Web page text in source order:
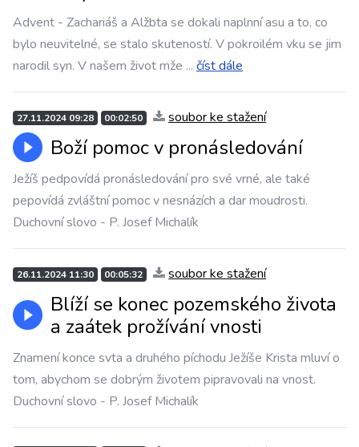
Advent - Zachariáš a Alžbta se dokali naplnní asu a to, co
bylo neuvitelné, se stalo skuteností. V pokroilém vku se jim
narodil syn. V našem život mže ... číst dále
27.11.2024 09:28 00:02:50 soubor ke stažení
Boží pomoc v pronásledování
Ježíš pedpovídá pronásledování pro své vrné, ale také
pepovídá zvláštní pomoc v nesnázích a dar moudrosti.
Duchovní slovo - P. Josef Michalík
26.11.2024 11:30 00:05:32 soubor ke stažení
Blíží se konec pozemského života
a zaátek prožívání vnosti
Znamení konce svta a druhého píchodu Ježíše Krista mluví o
tom, abychom se dobrým životem pipravovali na vnost.
Duchovní slovo - P. Josef Michalík